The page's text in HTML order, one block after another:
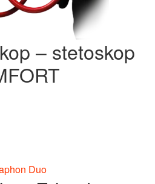
– stetoskop